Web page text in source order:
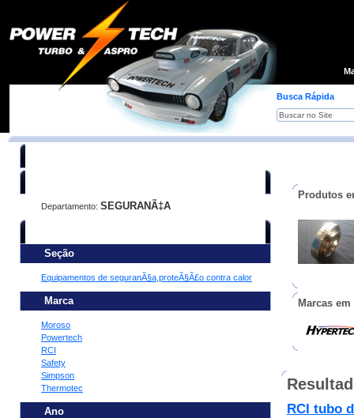
Busca Rápida
Departamento: SEGURANÃ‡A
Seção
Equipamentos de seguranÃ§a,proteÃ§Ã£o contra calor
Marca
Moroso
Powertech
RCI
Safety
Simpson
Thermotec
Ano
Produtos
Marcas
RCI tubo